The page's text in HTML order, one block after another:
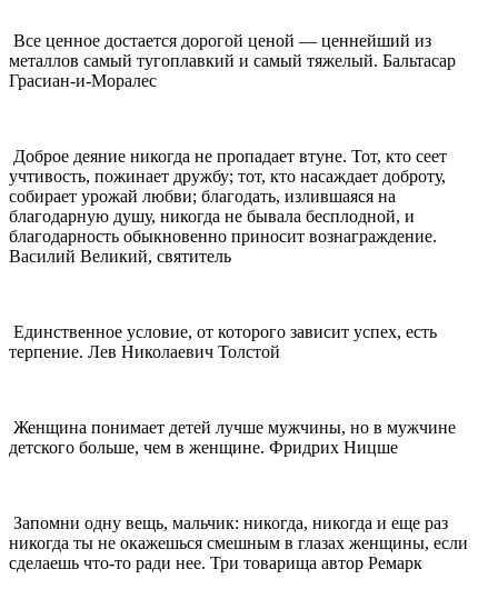
Все ценное достается дорогой ценой — ценнейший из
металлов самый тугоплавкий и самый тяжелый. Бальтасар
Грасиан-и-Моралес
Доброе деяние никогда не пропадает втуне. Тот, кто сеет
учтивость, пожинает дружбу; тот, кто насаждает доброту,
собирает урожай любви; благодать, излившаяся на
благодарную душу, никогда не бывала бесплодной, и
благодарность обыкновенно приносит вознаграждение.
Василий Великий, святитель
Единственное условие, от которого зависит успех, есть
терпение. Лев Николаевич Толстой
Женщина понимает детей лучше мужчины, но в мужчине
детского больше, чем в женщине. Фридрих Ницше
Запомни одну вещь, мальчик: никогда, никогда и еще раз
никогда ты не окажешься смешным в глазах женщины, если
сделаешь что-то ради нее. Три товарища автор Ремарк